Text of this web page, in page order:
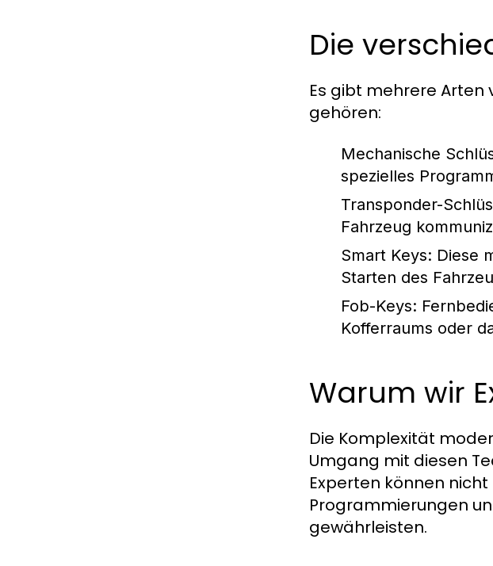
Die
Es gibt mehrere Arten
gehören:
Mechanische
spezielles
Transponder-
Fahrzeug
Smart Keys: Diese
Starten des
Fob-Keys:
Kofferraums oder
Warum wir
Die Komplexität
Umgang mit diesen
Experten können
Programmierungen
gewährleisten.